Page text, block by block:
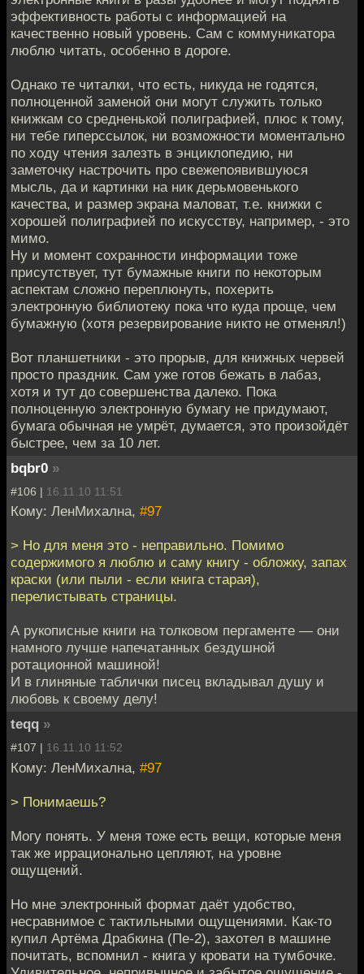
эффективность работы с информацией на
качественно новый уровень. Сам с коммуникатора
люблю читать, особенно в дороге.
Однако те читалки, что есть, никуда не годятся,
полноценной заменой они могут служить только
книжкам со средненькой полиграфией, плюс к тому,
ни тебе гиперссылок, ни возможности моментально
по ходу чтения залезть в энциклопедию, ни
заметочку настрочить про свежепоявившуюся
мысль, да и картинки на ник дерьмовенького
качества, и размер экрана маловат, т.е. книжки с
хорошей полиграфией по искусству, например, - это
мимо.
Ну и момент сохранности информации тоже
присутствует, тут бумажные книги по некоторым
аспектам сложно переплюнуть, похерить
электронную библиотеку пока что куда проще, чем
бумажную (хотя резервирование никто не отменял!)
Вот планшетники - это прорыв, для книжных червей
просто праздник. Сам уже готов бежать в лабаз,
хотя и тут до совершенства далеко. Пока
полноценную электронную бумагу не придумают,
бумага обычная не умрёт, думается, это произойдёт
быстрее, чем за 10 лет.
bqbr0 »
#106 | 16.11.10 11:51
Кому: ЛенМихална, #97
> Но для меня это - неправильно. Помимо
содержимого я люблю и саму книгу - обложку, запах
краски (или пыли - если книга старая),
перелистывать страницы.
А рукописные книги на толковом пергаменте — они
намного лучше напечатанных бездушной
ротационной машиной!
И в глиняные таблички писец вкладывал душу и
любовь к своему делу!
teqq »
#107 | 16.11.10 11:52
Кому: ЛенМихална, #97
> Понимаешь?
Могу понять. У меня тоже есть вещи, которые меня
так же иррационально цепляют, на уровне
ощущений.
Но мне электронный формат даёт удобство,
несравнимое с тактильными ощущениями. Как-то
купил Артёма Драбкина (Пе-2), захотел в машине
почитать, вспомнил - книга у кровати на тумбочке.